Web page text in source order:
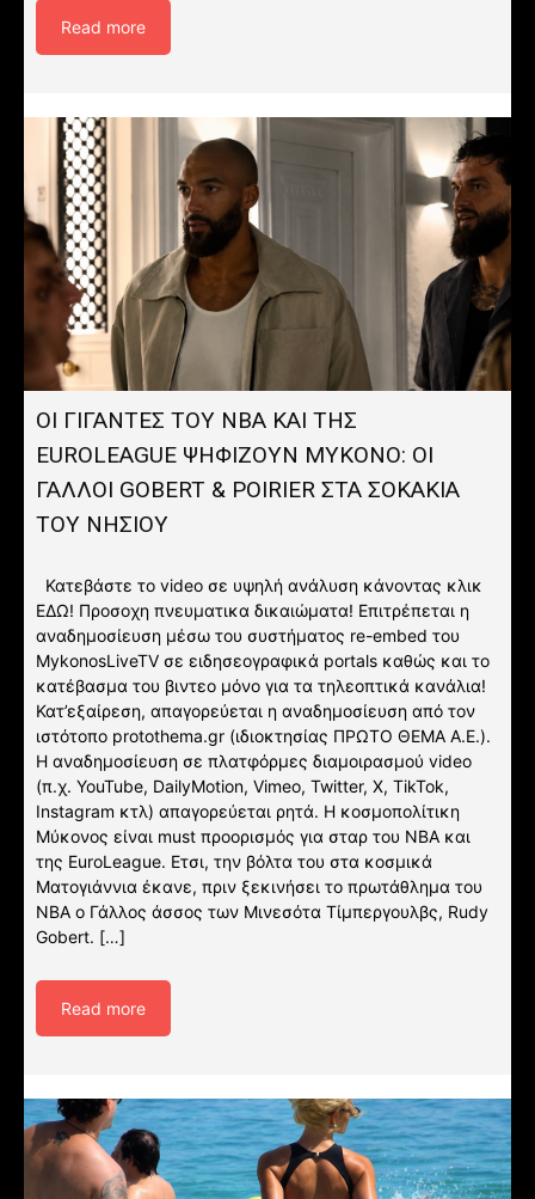
Read more
OI ΓΙΓΑΝΤΕΣ ΤΟΥ ΝΒΑ ΚΑΙ ΤΗΣ
EUROLEAGUE ΨΗΦΙΖΟΥΝ ΜΥΚΟΝΟ: ΟΙ
ΓΑΛΛΟΙ GOBERT & POIRIER ΣΤΑ ΣΟΚΑΚΙΑ
ΤΟΥ ΝΗΣΙΟΥ
Κατεβάστε το video σε υψηλή ανάλυση κάνοντας κλικ
ΕΔΩ! Προσοχη πνευματικα δικαιώματα! Επιτρέπεται η
αναδημοσίευση μέσω του συστήματος re-embed του
MykonosLiveTV σε ειδησεογραφικά portals καθώς και το
κατέβασμα του βιντεο μόνο για τα τηλεοπτικά κανάλια!
Κατ’εξαίρεση, απαγορεύεται η αναδημοσίευση από τον
ιστότοπο protothema.gr (ιδιοκτησίας ΠΡΩΤΟ ΘΕΜΑ A.E.).
Η αναδημοσίευση σε πλατφόρμες διαμοιρασμού video
(π.χ. YouTube, DailyMotion, Vimeo, Twitter, X, TikTok,
Instagram κτλ) απαγορεύεται ρητά. Η κοσμοπολίτικη
Μύκονος είναι must προορισμός για σταρ του NBA και
της EuroLeague. Ετσι, την βόλτα του στα κοσμικά
Ματογιάννια έκανε, πριν ξεκινήσει το πρωτάθλημα του
NBA ο Γάλλος άσσος των Μινεσότα Τίμπεργουλβς, Rudy
Gobert. […]
Read more